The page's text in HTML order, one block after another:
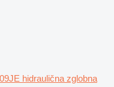
hidraulična zglobna